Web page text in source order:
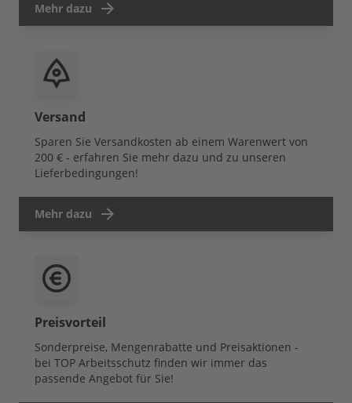
Mehr dazu
Versand
Sparen Sie Versandkosten ab einem Warenwert von
200 € - erfahren Sie mehr dazu und zu unseren
Lieferbedingungen!
Mehr dazu
Preisvorteil
Sonderpreise, Mengenrabatte und Preisaktionen -
bei TOP Arbeitsschutz finden wir immer das
passende Angebot für Sie!